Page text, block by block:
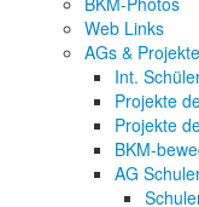
Web Links
AGs & Projekte
Int.
Projekte
Projekte
BKM-
AG